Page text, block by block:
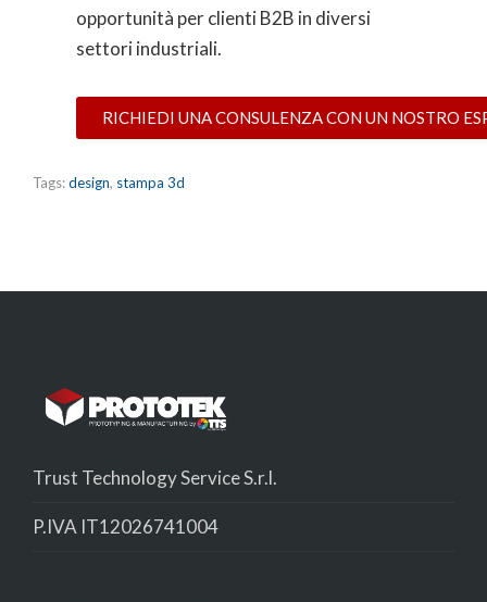
opportunità per clienti B2B in diversi
settori industriali.
RICHIEDI UNA CONSULENZA CON UN NOSTRO
Tags:design, stampa 3d
Trust Technology Service S.r.l.
P.IVA IT12026741004